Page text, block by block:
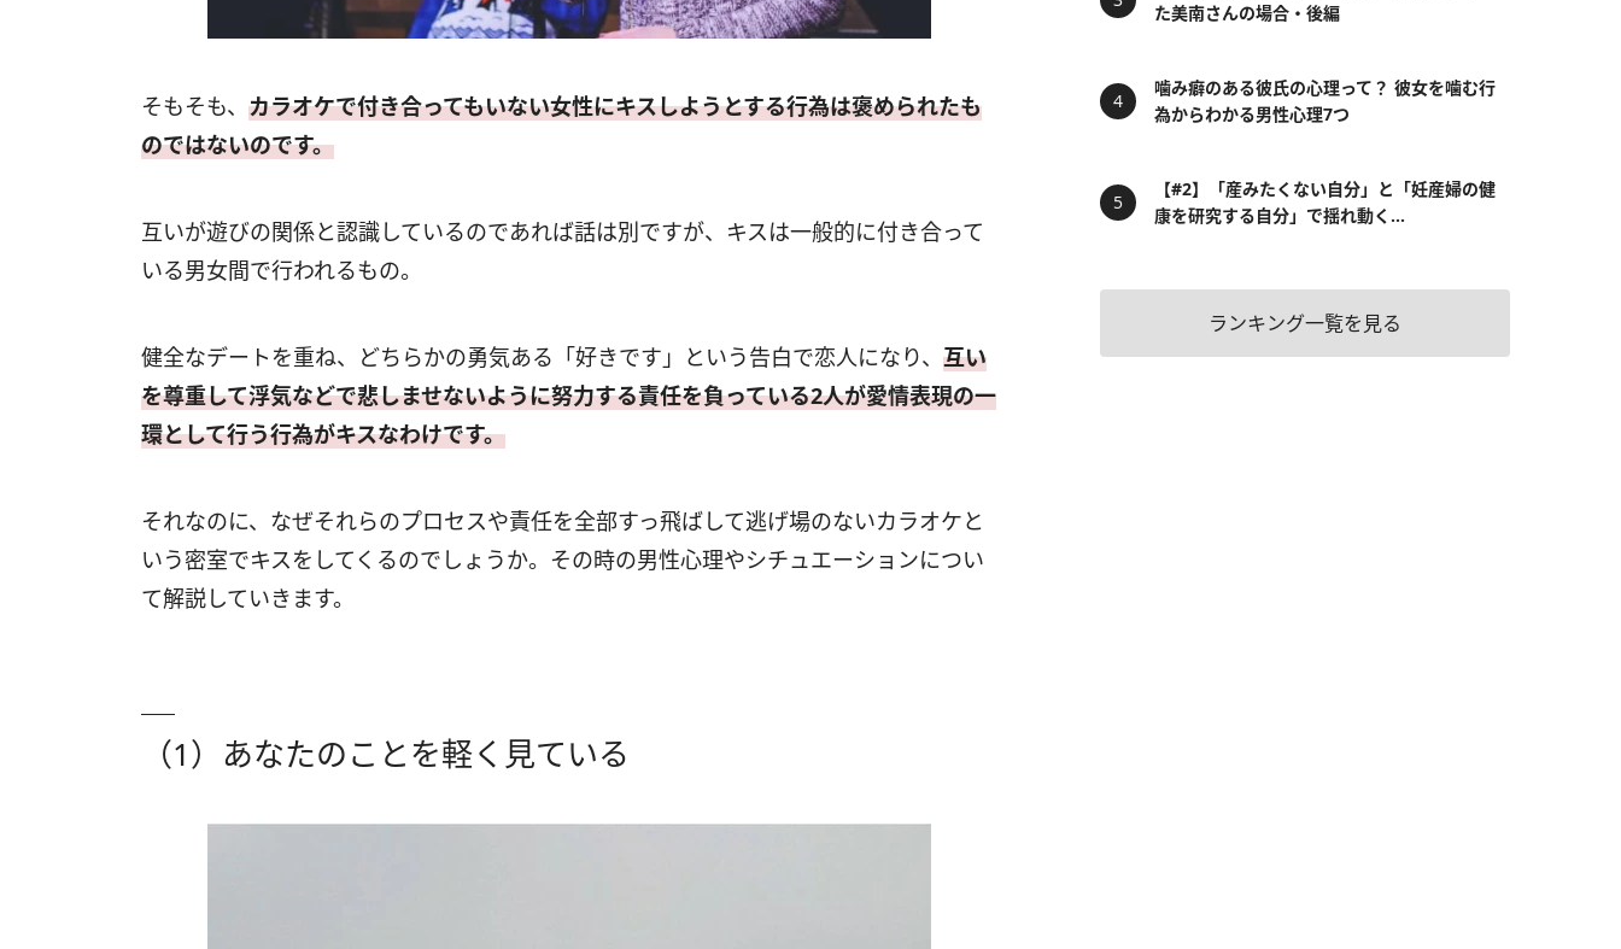
そもそも、 カラオケで付き合ってもいない女性にキスしようとする行為は褒められたも
のではないのです。
互いが遊びの関係と認識しているのであれば話は別ですが、キスは一般的に付き合って
いる男女間で行われるもの。
健全なデートを重ね、どちらかの勇気ある「好きです」という告白で恋人になり、 互い
を尊重して浮気などで悲しませないように努力する責任を負っている2人が愛情表現の一
環として行う行為がキスなわけです。
それなのに、なぜそれらのプロセスや責任を全部すっ飛ばして逃げ場のないカラオケと
いう密室でキスをしてくるのでしょうか。その時の男性心理やシチュエーションについ
て解説していきます。
（1）あなたのことを軽く見ている
た美南さんの場合・後編
噛み癖のある彼氏の心理って？ 彼女を噛む行
為からわかる男性心理7つ
【#2】「産みたくない自分」と「妊産婦の健
康を研究する自分」で揺れ動く...
ランキング一覧を見る